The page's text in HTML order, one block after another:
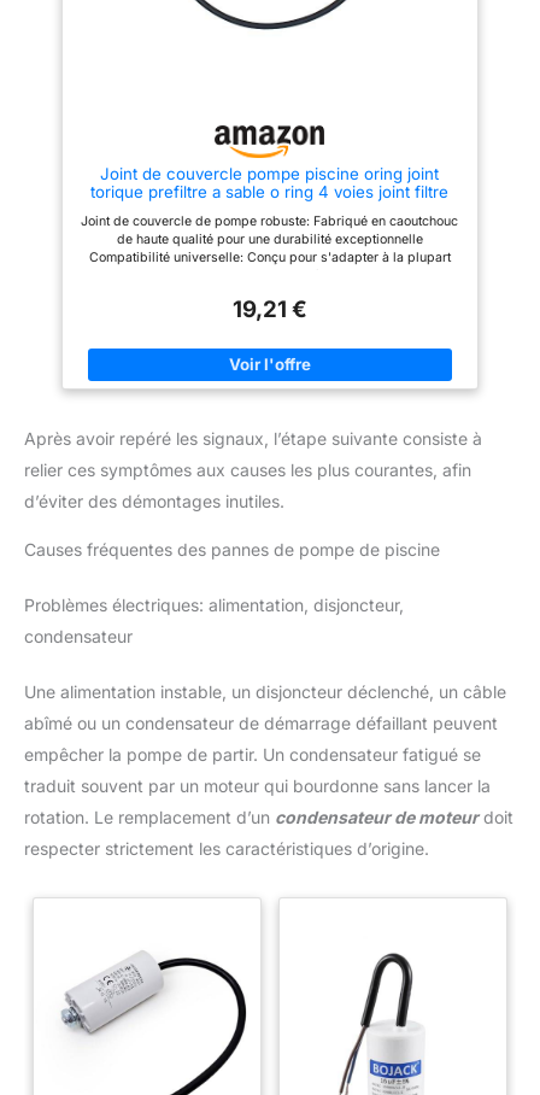
Joint de couvercle pompe piscine oring joint
torique prefiltre a sable o ring 4 voies joint filtre
Joint de couvercle de pompe robuste: Fabriqué en caoutchouc
de haute qualité pour une durabilité exceptionnelle
Compatibilité universelle: Conçu pour s'adapter à la plupart
étanchéité optimale et une facilité d'installation Préfiltrage à
piscine plus propre et claire Disponible en noir: Offert dans
une finition élégante et discrète pour s'intégrer parfaitement à
votre piscine
19,21 €
Après avoir repéré les signaux, l’étape suivante consiste à
relier ces symptômes aux causes les plus courantes, afin
d’éviter des démontages inutiles.
Causes fréquentes des pannes de pompe de piscine
Problèmes électriques: alimentation, disjoncteur,
condensateur
Une alimentation instable, un disjoncteur déclenché, un câble
abîmé ou un condensateur de démarrage défaillant peuvent
empêcher la pompe de partir. Un condensateur fatigué se
traduit souvent par un moteur qui bourdonne sans lancer la
rotation. Le remplacement d’un condensateur de moteurdoit
respecter strictement les caractéristiques d’origine.